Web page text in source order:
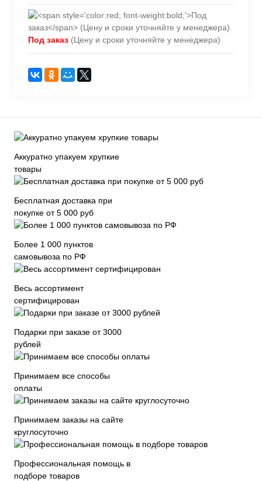
Под заказ (Цену и сроки уточняйте у менеджера)
Аккуратно упакуем хрупкие
товары
Бесплатная доставка при
покупке от 5 000 руб
Более 1 000 пунктов
самовывоза по РФ
Весь ассортимент
сертифицирован
Подарки при заказе от 3000
рублей
Принимаем все способы
оплаты
Принимаем заказы на сайте
круглосуточно
Профессиональная помощь в
подборе товаров